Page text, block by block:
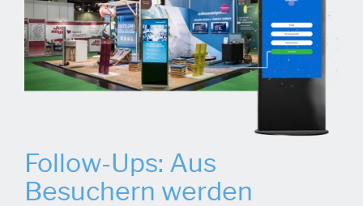
Follow-Ups: Aus
Besuchern werden